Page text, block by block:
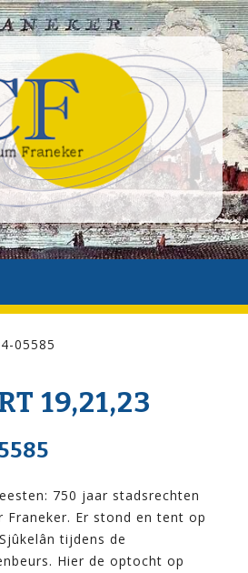
05585
19,21,23
750 jaar stadsrechten
Franeker. Er stond en tent op
tijdens de
Hier de optocht op